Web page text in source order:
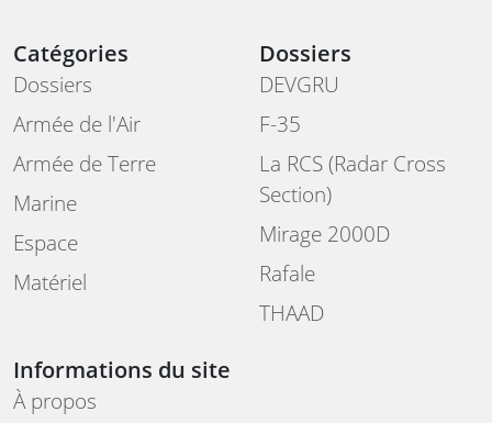
Catégories
Dossiers
Armée de l'Air
Armée de Terre
Marine
Espace
Matériel
Dossiers
DEVGRU
F-35
La RCS (Radar Cross
Section)
Mirage 2000D
Rafale
THAAD
Informations du site
À propos